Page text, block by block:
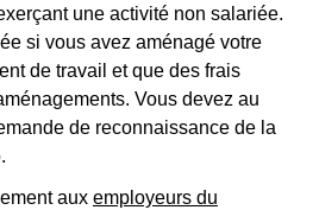
une activité non salariée.
si vous avez aménagé votre
de travail et que des frais
Vous devez au
de reconnaissance de la
aux employeurs du